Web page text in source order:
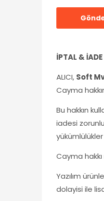
İPTAL &
ALICI, Soft
Cayma
Bu hakkın
iadesi
Cayma
Yazılım
dolayisi ile